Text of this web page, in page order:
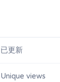
已更新
Unique views